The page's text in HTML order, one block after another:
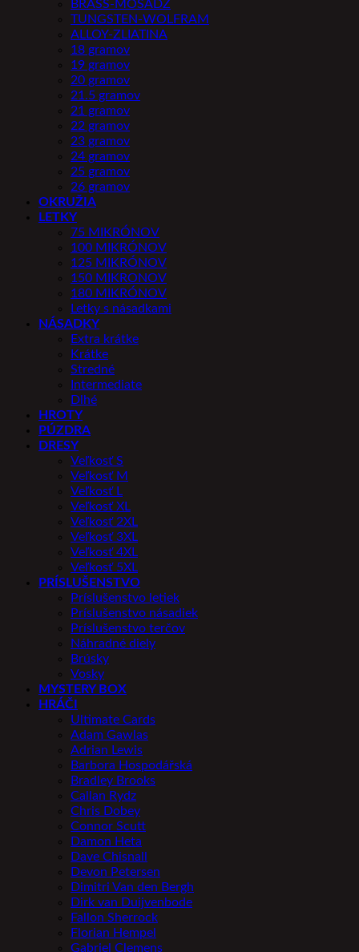
BRASS-MOSADZ
TUNGSTEN-WOLFRAM
ALLOY-ZLIATINA
18 gramov
19 gramov
20 gramov
21.5 gramov
21 gramov
22 gramov
23 gramov
24 gramov
25 gramov
26 gramov
OKRUŽIA
LETKY
75 MIKRÓNOV
100 MIKRÓNOV
125 MIKRÓNOV
150 MIKRONOV
180 MIKRÓNOV
Letky s násadkami
NÁSADKY
Extra krátke
Krátke
Stredné
Intermediate
Dlhé
HROTY
PÚZDRA
DRESY
Veľkosť S
Veľkosť M
Veľkosť L
Veľkosť XL
Veľkosť 2XL
Veľkosť 3XL
Veľkosť 4XL
Veľkosť 5XL
PRÍSLUŠENSTVO
Príslušenstvo letiek
Príslušenstvo násadiek
Príslušenstvo terčov
Náhradné diely
Brúsky
Vosky
MYSTERY BOX
HRÁČI
Ultimate Cards
Adam Gawlas
Adrian Lewis
Barbora Hospodářská
Bradley Brooks
Callan Rydz
Chris Dobey
Connor Scutt
Damon Heta
Dave Chisnall
Devon Petersen
Dimitri Van den Bergh
Dirk van Duijvenbode
Fallon Sherrock
Florian Hempel
Gabriel Clemens